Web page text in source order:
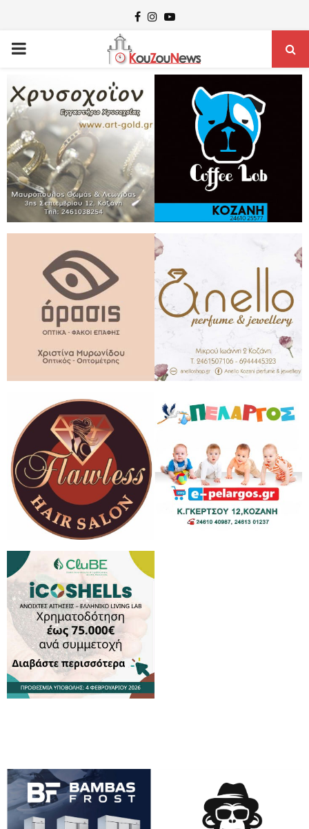
Facebook
Instagram
Youtube
PRIMARY
MENU